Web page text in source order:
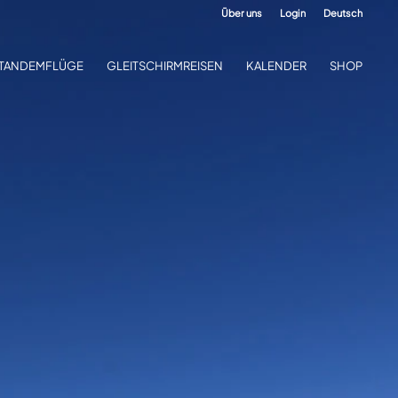
Über uns Login Deutsch
GLEITSCHIRMREISEN KALENDER SHOP